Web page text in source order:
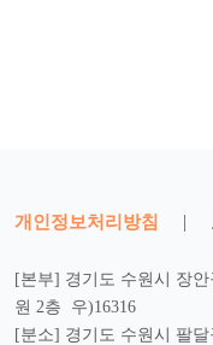
개인정보처리방침 |
[본부] 경기도 수원시 장
원 2층 우)16316
[분소] 경기도 수원시 팔